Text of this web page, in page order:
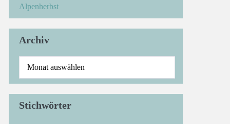
Alpenherbst
Archiv
Stichwörter